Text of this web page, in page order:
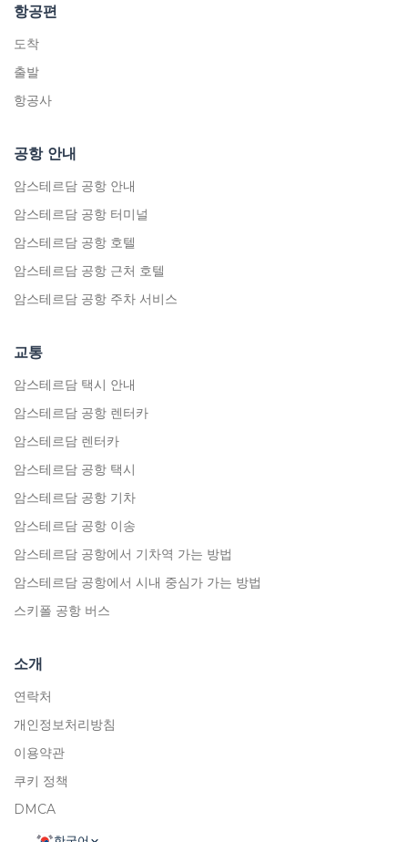
항공편
도착
출발
항공사
공항 안내
암스테르담 공항 안내
암스테르담 공항 터미널
암스테르담 공항 호텔
암스테르담 공항 근처 호텔
암스테르담 공항 주차 서비스
교통
암스테르담 택시 안내
암스테르담 공항 렌터카
암스테르담 렌터카
암스테르담 공항 택시
암스테르담 공항 기차
암스테르담 공항 이송
암스테르담 공항에서 기차역 가는 방법
암스테르담 공항에서 시내 중심가 가는 방법
스키폴 공항 버스
소개
연락처
개인정보처리방침
이용약관
쿠키 정책
DMCA